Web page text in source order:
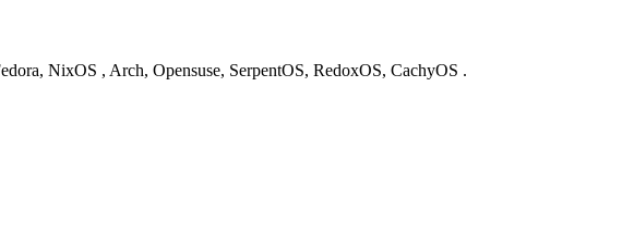
NixOS , Arch, Opensuse, SerpentOS, RedoxOS, CachyOS .